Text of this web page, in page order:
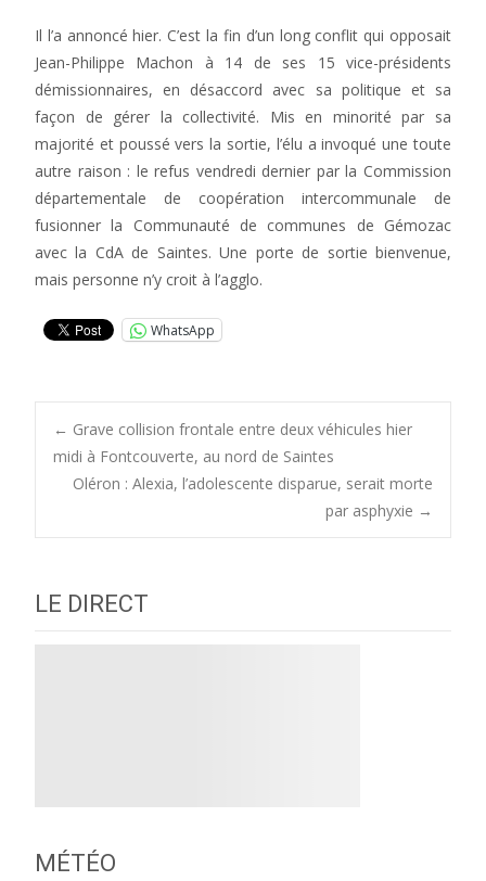
Il l’a annoncé hier. C’est la fin d’un long conflit qui opposait
Jean-Philippe Machon à 14 de ses 15 vice-présidents
démissionnaires, en désaccord avec sa politique et sa
façon de gérer la collectivité. Mis en minorité par sa
majorité et poussé vers la sortie, l’élu a invoqué une toute
autre raison : le refus vendredi dernier par la Commission
départementale de coopération intercommunale de
fusionner la Communauté de communes de Gémozac
avec la CdA de Saintes. Une porte de sortie bienvenue,
mais personne n’y croit à l’agglo.
WhatsApp
Post
← Grave collision frontale entre deux véhicules hier
midi à Fontcouverte, au nord de Saintes
Oléron : Alexia, l’adolescente disparue, serait morte
par asphyxie →
LE DIRECT
MÉTÉO